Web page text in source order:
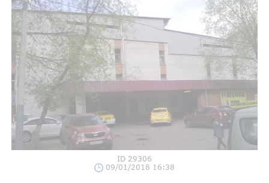
ID 29306
09/01/2018 16:38